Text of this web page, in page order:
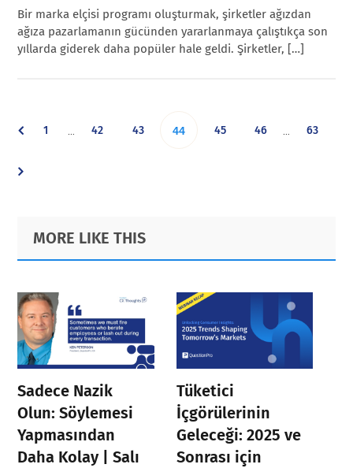
Bir marka elçisi programı oluşturmak, şirketler ağızdan
ağıza pazarlamanın gücünden yararlanmaya çalıştıkça son
yıllarda giderek daha popüler hale geldi. Şirketler, […]
Go
1
pagesGo
42 Go
43 Go
44 Go
45 Go
46
pagesGo
63
Primary
Sidebar
Footer
MORE LIKE THIS
Sadece Nazik
Olun: Söylemesi
Yapmasından
Daha Kolay | Salı
Tüketici
İçgörülerinin
Geleceği: 2025 ve
Sonrası için